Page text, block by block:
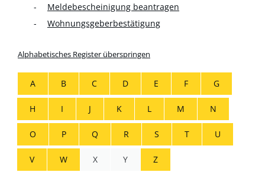
Meldebescheinigung beantragen
Wohnungsgeberbestätigung
Alphabetisches Register überspringen
A B C D E F G
H I J K L M N
O P Q R S T U
V W X Y Z